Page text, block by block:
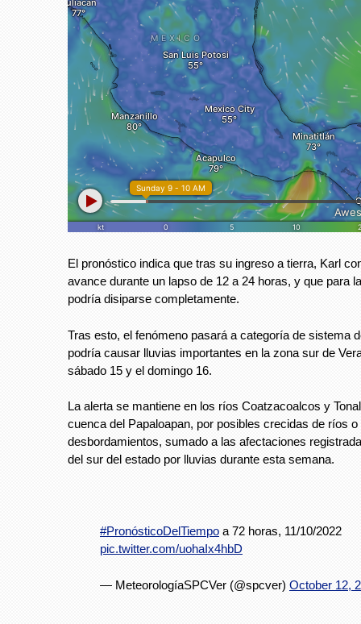
El pronóstico indica que tras su ingreso a tierra, Karl
avance durante un lapso de 12 a 24 horas, y que para
podría disiparse completamente.
Tras esto, el fenómeno pasará a categoría de sistema
podría causar lluvias importantes en la zona sur de
sábado 15 y el domingo 16.
La alerta se mantiene en los ríos Coatzacoalcos y
cuenca del Papaloapan, por posibles crecidas de ríos o
desbordamientos, sumado a las afectaciones
del sur del estado por lluvias durante esta semana.
#PronósticoDelTiempo a 72 horas, 11/10/2022
pic.twitter.com/uohaIx4hbD
— MeteorologíaSPCVer (@spcver) October 12,